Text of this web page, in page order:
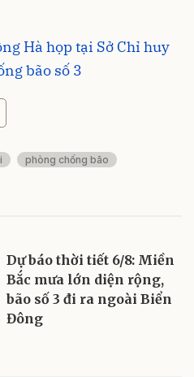
Hà họp tại Sở Chỉ huy
bão số 3
phòng chống bão
Dự báo thời tiết 6/8: Miền
Bắc mưa lớn diện rộng,
bão số 3 đi ra ngoài Biển
Đông